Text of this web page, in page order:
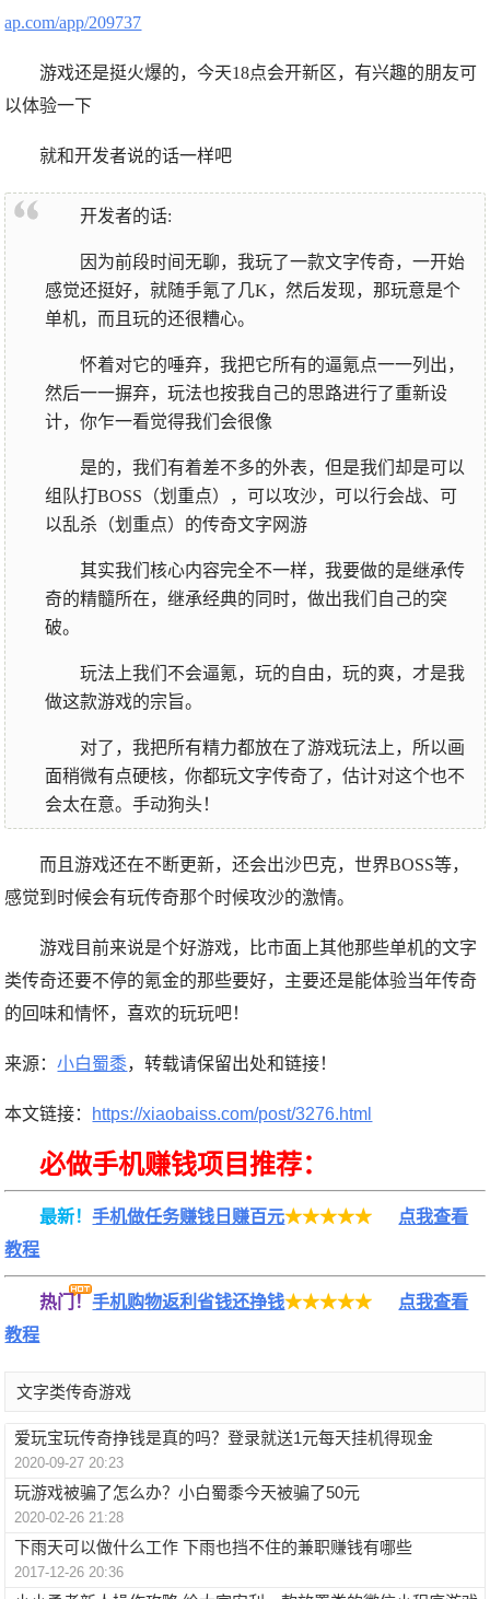
ap.com/app/209737
游戏还是挺火爆的，今天18点会开新区，有兴趣的朋友可
以体验一下
就和开发者说的话一样吧
开发者的话:
因为前段时间无聊，我玩了一款文字传奇，一开始
感觉还挺好，就随手氪了几K，然后发现，那玩意是个
单机，而且玩的还很糟心。
怀着对它的唾弃，我把它所有的逼氪点一一列出，
然后一一摒弃，玩法也按我自己的思路进行了重新设
计，你乍一看觉得我们会很像
是的，我们有着差不多的外表，但是我们却是可以
组队打BOSS（划重点），可以攻沙，可以行会战、可
以乱杀（划重点）的传奇文字网游
其实我们核心内容完全不一样，我要做的是继承传
奇的精髓所在，继承经典的同时，做出我们自己的突
破。
玩法上我们不会逼氪，玩的自由，玩的爽，才是我
做这款游戏的宗旨。
对了，我把所有精力都放在了游戏玩法上，所以画
面稍微有点硬核，你都玩文字传奇了，估计对这个也不
会太在意。手动狗头！
而且游戏还在不断更新，还会出沙巴克，世界BOSS等，
感觉到时候会有玩传奇那个时候攻沙的激情。
游戏目前来说是个好游戏，比市面上其他那些单机的文字
类传奇还要不停的氪金的那些要好，主要还是能体验当年传奇
的回味和情怀，喜欢的玩玩吧！
来源：小白蜀黍，转载请保留出处和链接！
本文链接： https://xiaobaiss.com/post/3276.html
必做手机赚钱项目推荐：
最新！手机做任务赚钱日赚百元★★★★★
点我查看
教程
热门！手机购物返利省钱还挣钱★★★★★
点我查看
教程
文字类传奇游戏
爱玩宝玩传奇挣钱是真的吗？登录就送1元每天挂机得现金
2020-09-27 20:23
玩游戏被骗了怎么办？小白蜀黍今天被骗了50元
2020-02-26 21:28
下雨天可以做什么工作 下雨也挡不住的兼职赚钱有哪些
2017-12-26 20:36